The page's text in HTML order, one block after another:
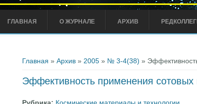
ГЛАВНАЯ О ЖУРНАЛЕ АРХИВ
Главная » Архив» 2005» № 3-4(38) »
Эффективность применения сотовых